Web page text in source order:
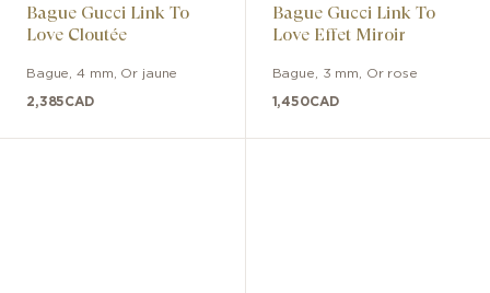
Bague Gucci Link To
Love Cloutée
Bague ,4 mm Or jaune
2,385CAD
Bague Gucci Link To
Love Effet Miroir
Bague 3 mm Or rose
1,450CAD